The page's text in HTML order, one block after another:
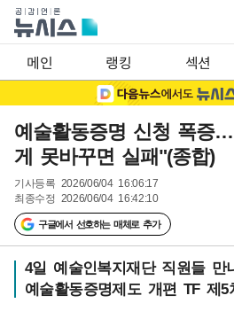
메인 랭킹 섹션
예술활동증명 신청 폭증
게 못바꾸면 실패"(종합)
기사등록 2026/06/04 16:06:17
최종수정 2026/06/04 16:42:10
구글에서 선호하는 매체로 추가
4일 예술인복지재단 직원들 만
예술활동증명제도 개편 TF 제